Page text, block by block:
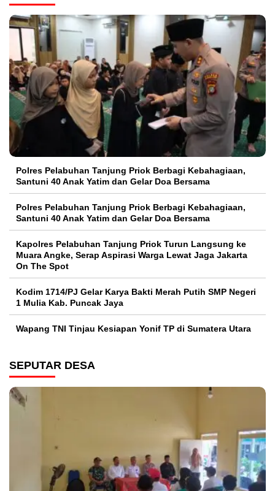
Polres Pelabuhan Tanjung Priok Berbagi Kebahagiaan,
Santuni 40 Anak Yatim dan Gelar Doa Bersama
Polres Pelabuhan Tanjung Priok Berbagi Kebahagiaan,
Santuni 40 Anak Yatim dan Gelar Doa Bersama
Kapolres Pelabuhan Tanjung Priok Turun Langsung ke
Muara Angke, Serap Aspirasi Warga Lewat Jaga Jakarta
On The Spot
Kodim 1714/PJ Gelar Karya Bakti Merah Putih SMP Negeri
1 Mulia Kab. Puncak Jaya
Wapang TNI Tinjau Kesiapan Yonif TP di Sumatera Utara
SEPUTAR DESA